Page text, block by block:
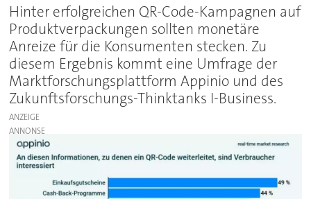
Hinter erfolgreichen QR-Code-Kampagnen auf
Produktverpackungen sollten monetäre
Anreize für die Konsumenten stecken. Zu
diesem Ergebnis kommt eine Umfrage der
Marktforschungsplattform Appinio und des
Zukunftsforschungs-Thinktanks I-Business.
ANZEIGE